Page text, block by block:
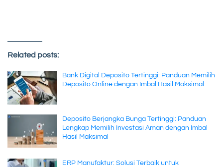
Related posts:
Bank Digital Deposito Tertinggi: Panduan Memilih
Deposito Online dengan Imbal Hasil Maksimal
Deposito Berjangka Bunga Tertinggi: Panduan
Lengkap Memilih Investasi Aman dengan Imbal
Hasil Maksimal
ERP Manufaktur: Solusi Terbaik untuk